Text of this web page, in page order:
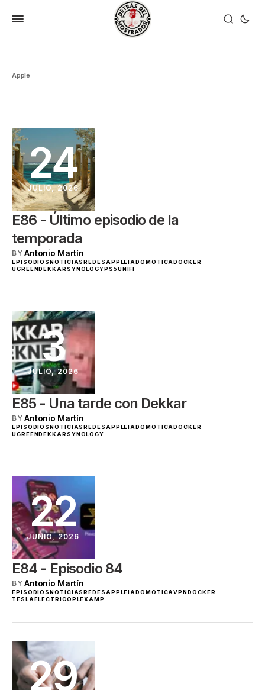
Apple
24
JULIO, 2026
E86 - Último episodio de la
temporada
BY Antonio Martín
EPISODIOSNOTICIASREDES APPLEIADOMOTICADOCKER
UGREENDEKKAR SYNOLOGYPS5UNIFI
3
JULIO, 2026
E85 - Una tarde con Dekkar
BY Antonio Martín
EPISODIOSNOTICIASREDES APPLEIADOMOTICADOCKER
UGREENDEKKAR SYNOLOGY
22
JUNIO, 2026
E84 - Episodio 84
BY Antonio Martín
EPISODIOSNOTICIASREDES APPLEIADOMOTICAVPNDOCKER
TESLAELECTRICOPLEXAMP
29